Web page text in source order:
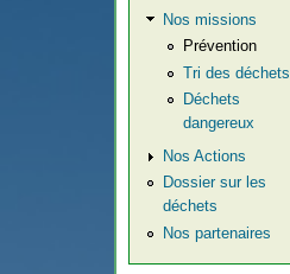
Nos missions
Prévention
Tri des déchets
Déchets
dangereux
Nos Actions
Dossier sur les
déchets
Nos partenaires